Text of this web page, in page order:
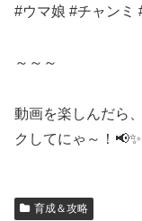
#ウマ娘 #チャンミ
～～～
動画を楽しんだら
クしてにゃ～！📢✨
育成＆攻略